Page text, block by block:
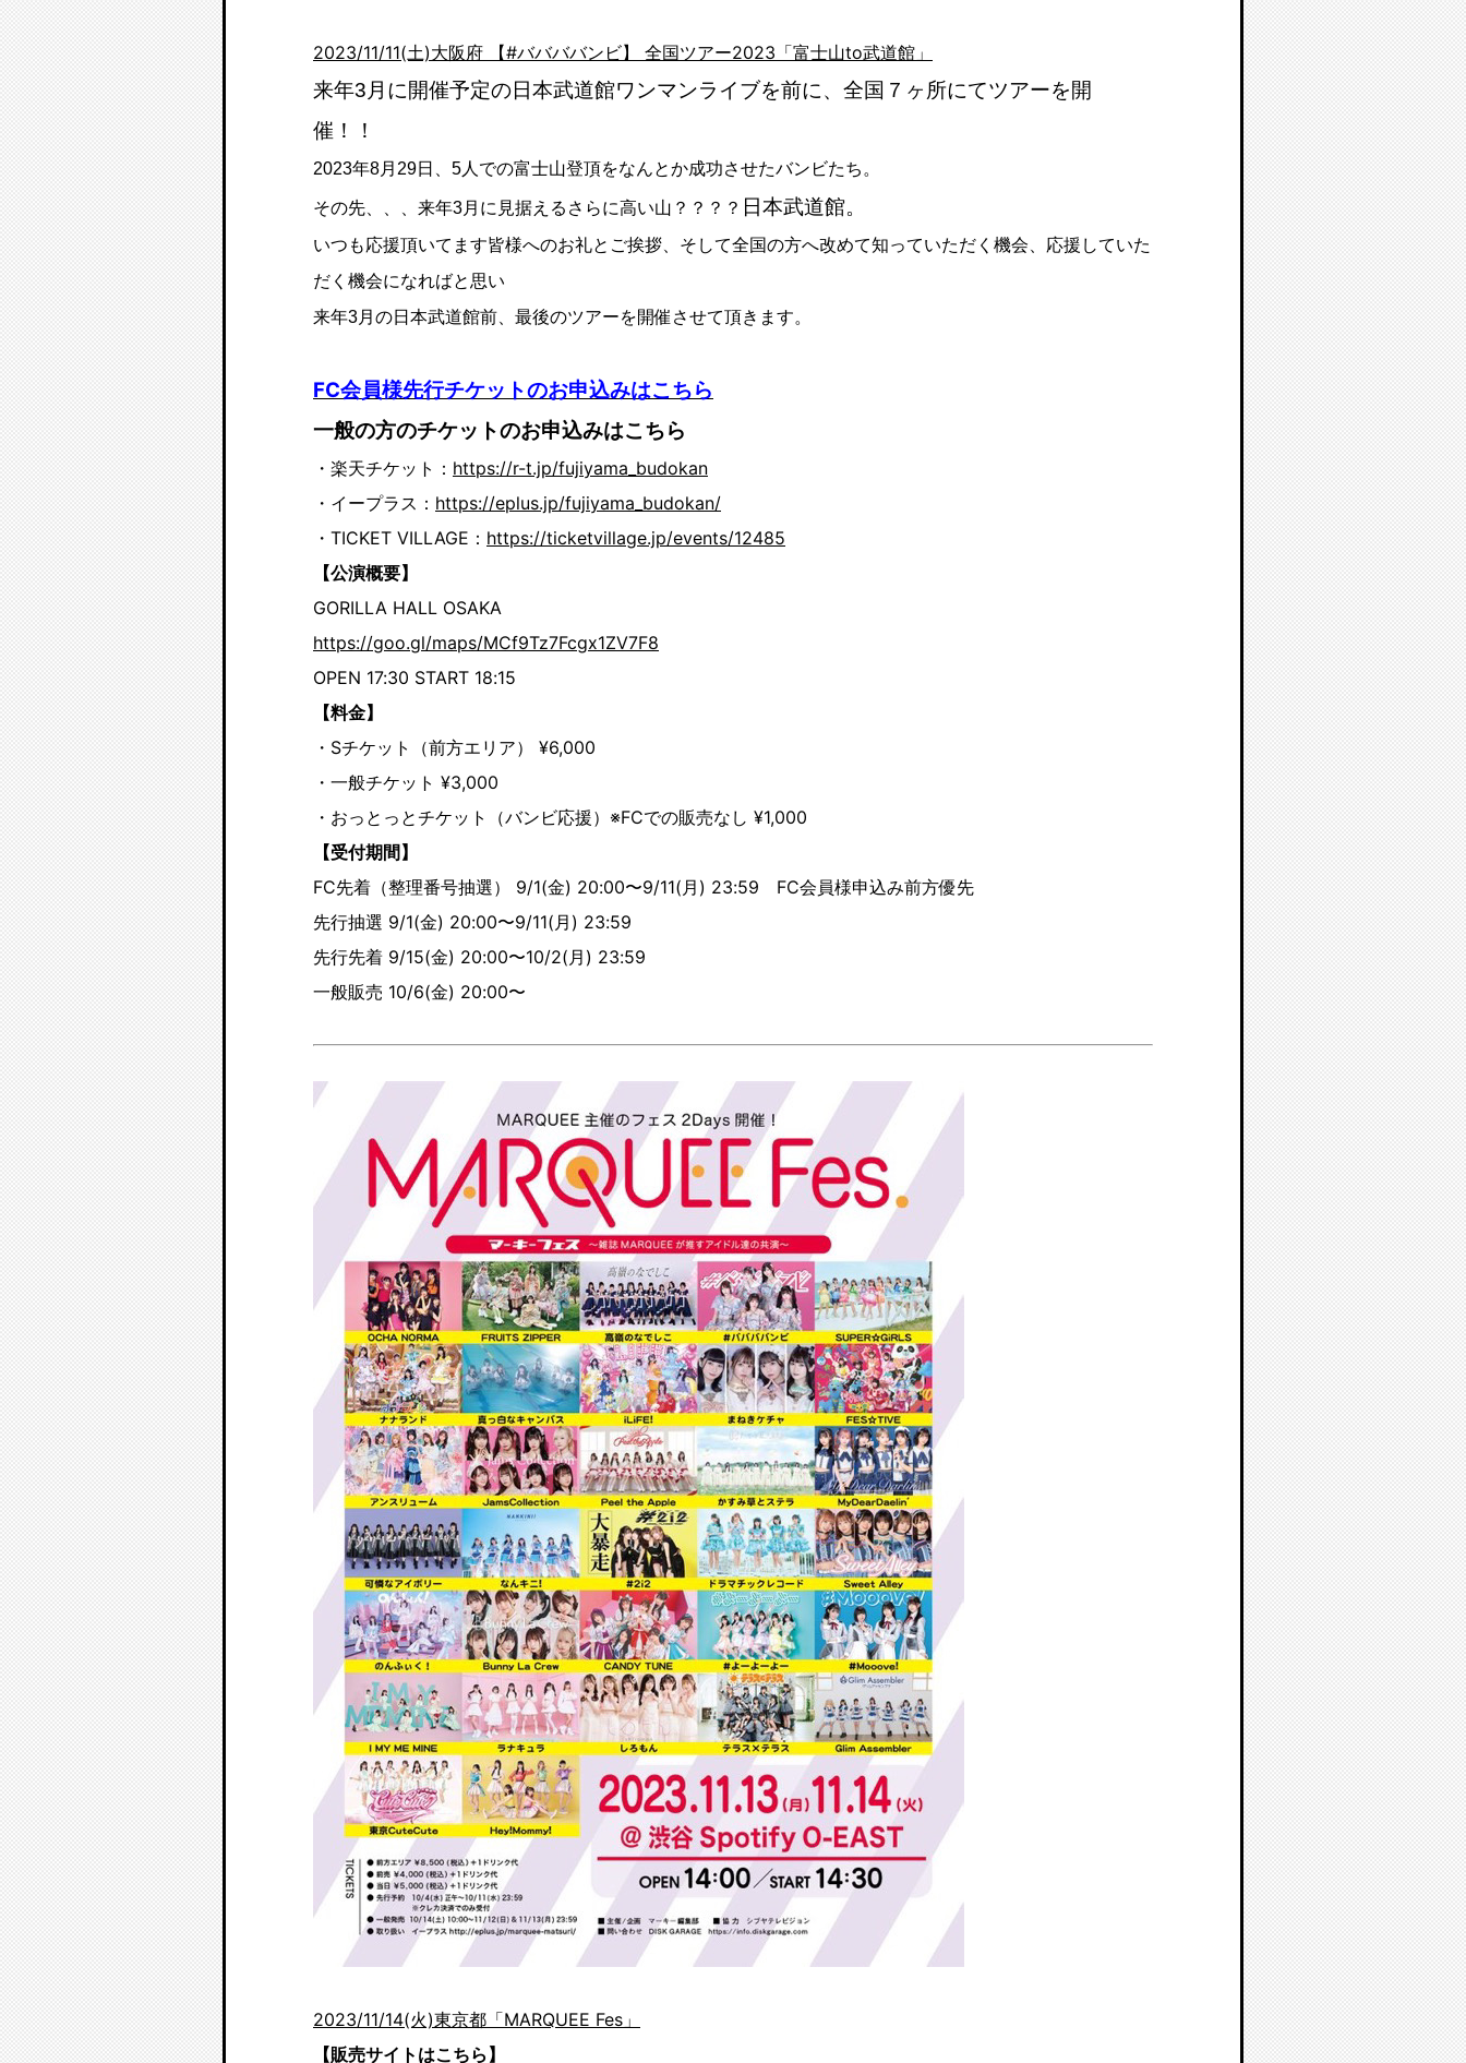
2023/11/11(土)大阪府 【#ババババンビ】 全国ツアー2023「富士山to武道館」
来年3月に開催予定の日本武道館ワンマンライブを前に、全国７ヶ所にてツアーを開
催！！
2023年8月29日、5人での富士山登頂をなんとか成功させたバンビたち。
その先、、、来年3月に見据えるさらに高い山？？？？ 日本武道館。
いつも応援頂いてます皆様へのお礼とご挨拶、そして全国の方へ改めて知っていただく機会、応援していた
だく機会になればと思い
来年3月の日本武道館前、最後のツアーを開催させて頂きます。
FC会員様先行チケットのお申込みはこちら
一般の方のチケットのお申込みはこちら
・楽天チケット： https://r-t.jp/fujiyama_budokan
・イープラス： https://eplus.jp/fujiyama_budokan/
・TICKET VILLAGE： https://ticketvillage.jp/events/12485
【公演概要】
GORILLA HALL OSAKA
https://goo.gl/maps/MCf9Tz7Fcgx1ZV7F8
OPEN 17:30 START 18:15
【料金】
・Sチケット（前方エリア） ¥6,000
・一般チケット ¥3,000
・おっとっとチケット（バンビ応援）※FCでの販売なし ¥1,000
【受付期間】
FC先着（整理番号抽選） 9/1(金) 20:00〜9/11(月) 23:59 FC会員様申込み前方優先
先行抽選 9/1(金) 20:00〜9/11(月) 23:59
先行先着 9/15(金) 20:00〜10/2(月) 23:59
一般販売 10/6(金) 20:00〜
2023/11/14(火)東京都「MARQUEE Fes」
【販売サイトはこちら】